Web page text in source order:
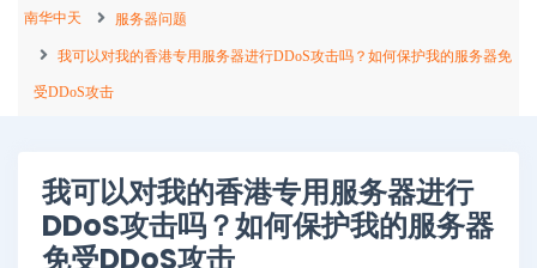
南华中天 服务器问题
我可以对我的香港专用服务器进行DDoS攻击吗？如何保护我的服务器免
受DDoS攻击
我可以对我的香港专用服务器进行
DDoS攻击吗？如何保护我的服务器
免受DDoS攻击